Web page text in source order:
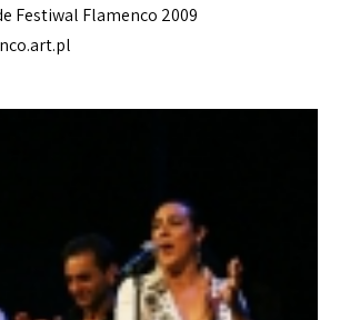
Festiwal Flamenco 2009